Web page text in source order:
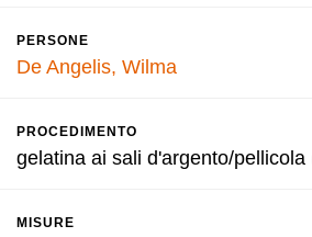
PERSONE
De Angelis, Wilma
PROCEDIMENTO
gelatina ai sali d'argento/pellicola
MISURE